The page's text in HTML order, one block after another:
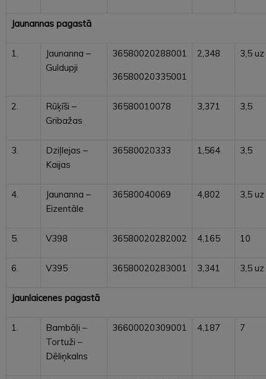
Jaunannas pagastā
1.
Jaunanna –
Guldupji
36580020288001
36580020335001
2,348 3,5
2.
Rūķīši –
Gribažas
36580010078 3,371 3,5
3.
Dziļlejas –
Kaijas
36580020333 1,564 3,5
4.
Jaunanna –
Eizentāle
36580040069 4,802 3,5
5. V398 36580020282002 4,165 10
6. V395 36580020283001 3,341 3,5
Jaunlaicenes pagastā
1.
Bambāļi –
Tortuži –
Dēliņkalns
36600020309001 4,187 7